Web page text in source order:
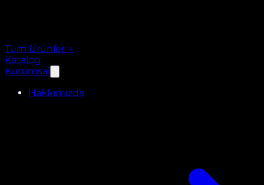
Tüm Ürünler →
Katalog
Kurumsal
Hakkımızda